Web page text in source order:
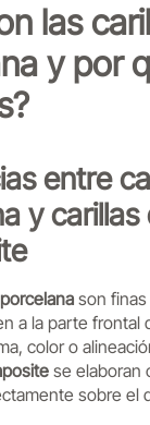
las
y por
entre
y carillas
son finas
a la parte frontal
color o
se elaboran
sobre el